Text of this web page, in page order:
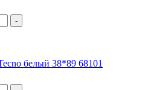
-
белый 38*89 68101